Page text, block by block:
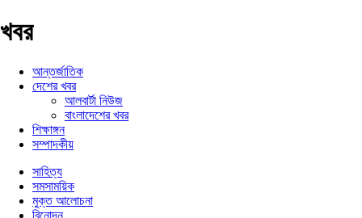
খবর
আন্তর্জাতিক
দেশের খবর
আলবার্টা নিউজ
বাংলাদেশের খবর
শিক্ষাঙ্গন
সম্পাদকীয়
সাহিত্য
সমসাময়িক
মুক্ত আলোচনা
বিনোদন